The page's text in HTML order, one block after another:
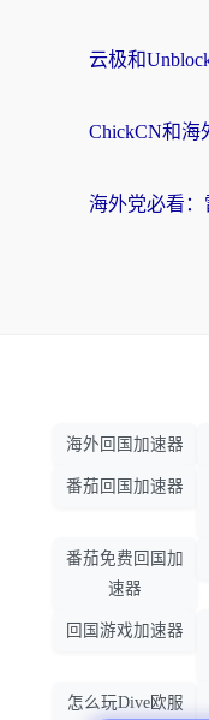
海外回国加速器
番茄回国加速器
番茄免费回国加
速器
回国游戏加速器
怎么玩Dive欧服